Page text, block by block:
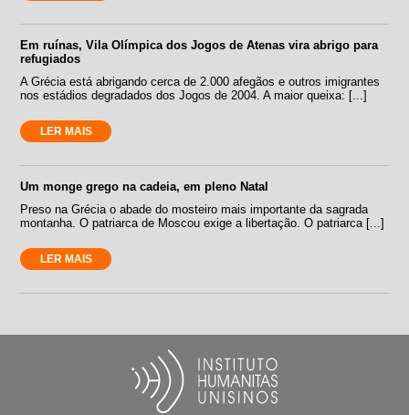
Em ruínas, Vila Olímpica dos Jogos de Atenas vira abrigo para
refugiados
A Grécia está abrigando cerca de 2.000 afegãos e outros imigrantes
nos estádios degradados dos Jogos de 2004. A maior queixa: [...]
LER MAIS
Um monge grego na cadeia, em pleno Natal
Preso na Grécia o abade do mosteiro mais importante da sagrada
montanha. O patriarca de Moscou exige a libertação. O patriarca [...]
LER MAIS